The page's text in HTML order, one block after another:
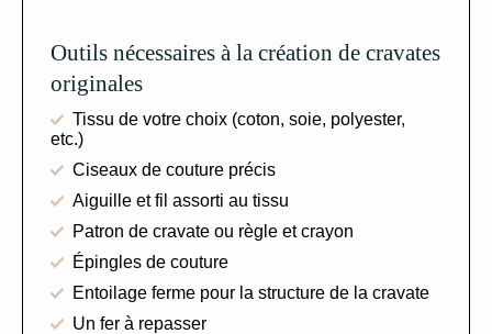
Outils nécessaires à la création de cravates
originales
Tissu de votre choix (coton, soie, polyester,
etc.)
Ciseaux de couture précis
Aiguille et fil assorti au tissu
Patron de cravate ou règle et crayon
Épingles de couture
Entoilage ferme pour la structure de la cravate
Un fer à repasser